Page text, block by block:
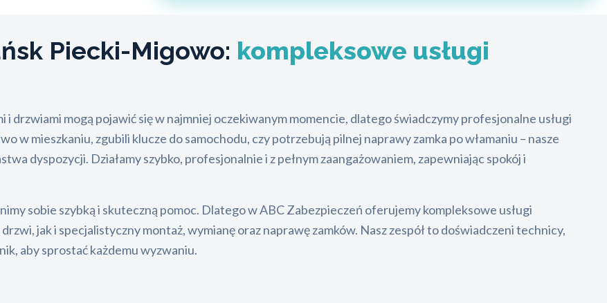
Piecki-Migowo: kompleksowe usługi
i drzwiami mogą pojawić się w najmniej oczekiwanym momencie, dlatego świadczymy profesjonalne usługi
w mieszkaniu, zgubili klucze do samochodu, czy potrzebują pilnej naprawy zamka po włamaniu – nasze
dyspozycji. Działamy szybko, profesjonalnie i z pełnym zaangażowaniem, zapewniając spokój i
sobie szybką i skuteczną pomoc. Dlatego w ABC Zabezpieczeń oferujemy kompleksowe usługi
jak i specjalistyczny montaż, wymianę oraz naprawę zamków. Nasz zespół to doświadczeni technicy,
aby sprostać każdemu wyzwaniu.